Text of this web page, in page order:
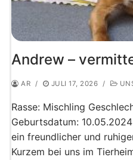
Andrew –
AR / JULI 17, 2026 /
Rasse: Mischling
Geburtsdatum:
ein freundlicher und
Kurzem bei uns im